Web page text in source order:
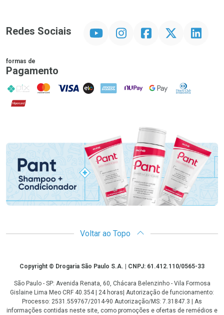
Redes Sociais InstagramFacebook Linkedin
formas de
Pagamento
PIX MasterCard
VISA ELO AMEX NuPay Google PayDiners Club
Hipercard
Promoção em Destaque
Voltar ao Topo
CopyrightCopyright © Drogaria São Paulo S.A. | CNPJ: 61.412.110/0565-33
São Paulo - SP: Avenida Renata, 60, Chácara Belenzinho - Vila Formosa
Gislaine Lima Meo CRF 40.354 | 24 horas| Autorização de funcionamento:
Processo: 2531.559767/2014-90 Autorização/MS: 7.31847.3 | As
informações contidas neste site, como promoções e ofertas de remédios e